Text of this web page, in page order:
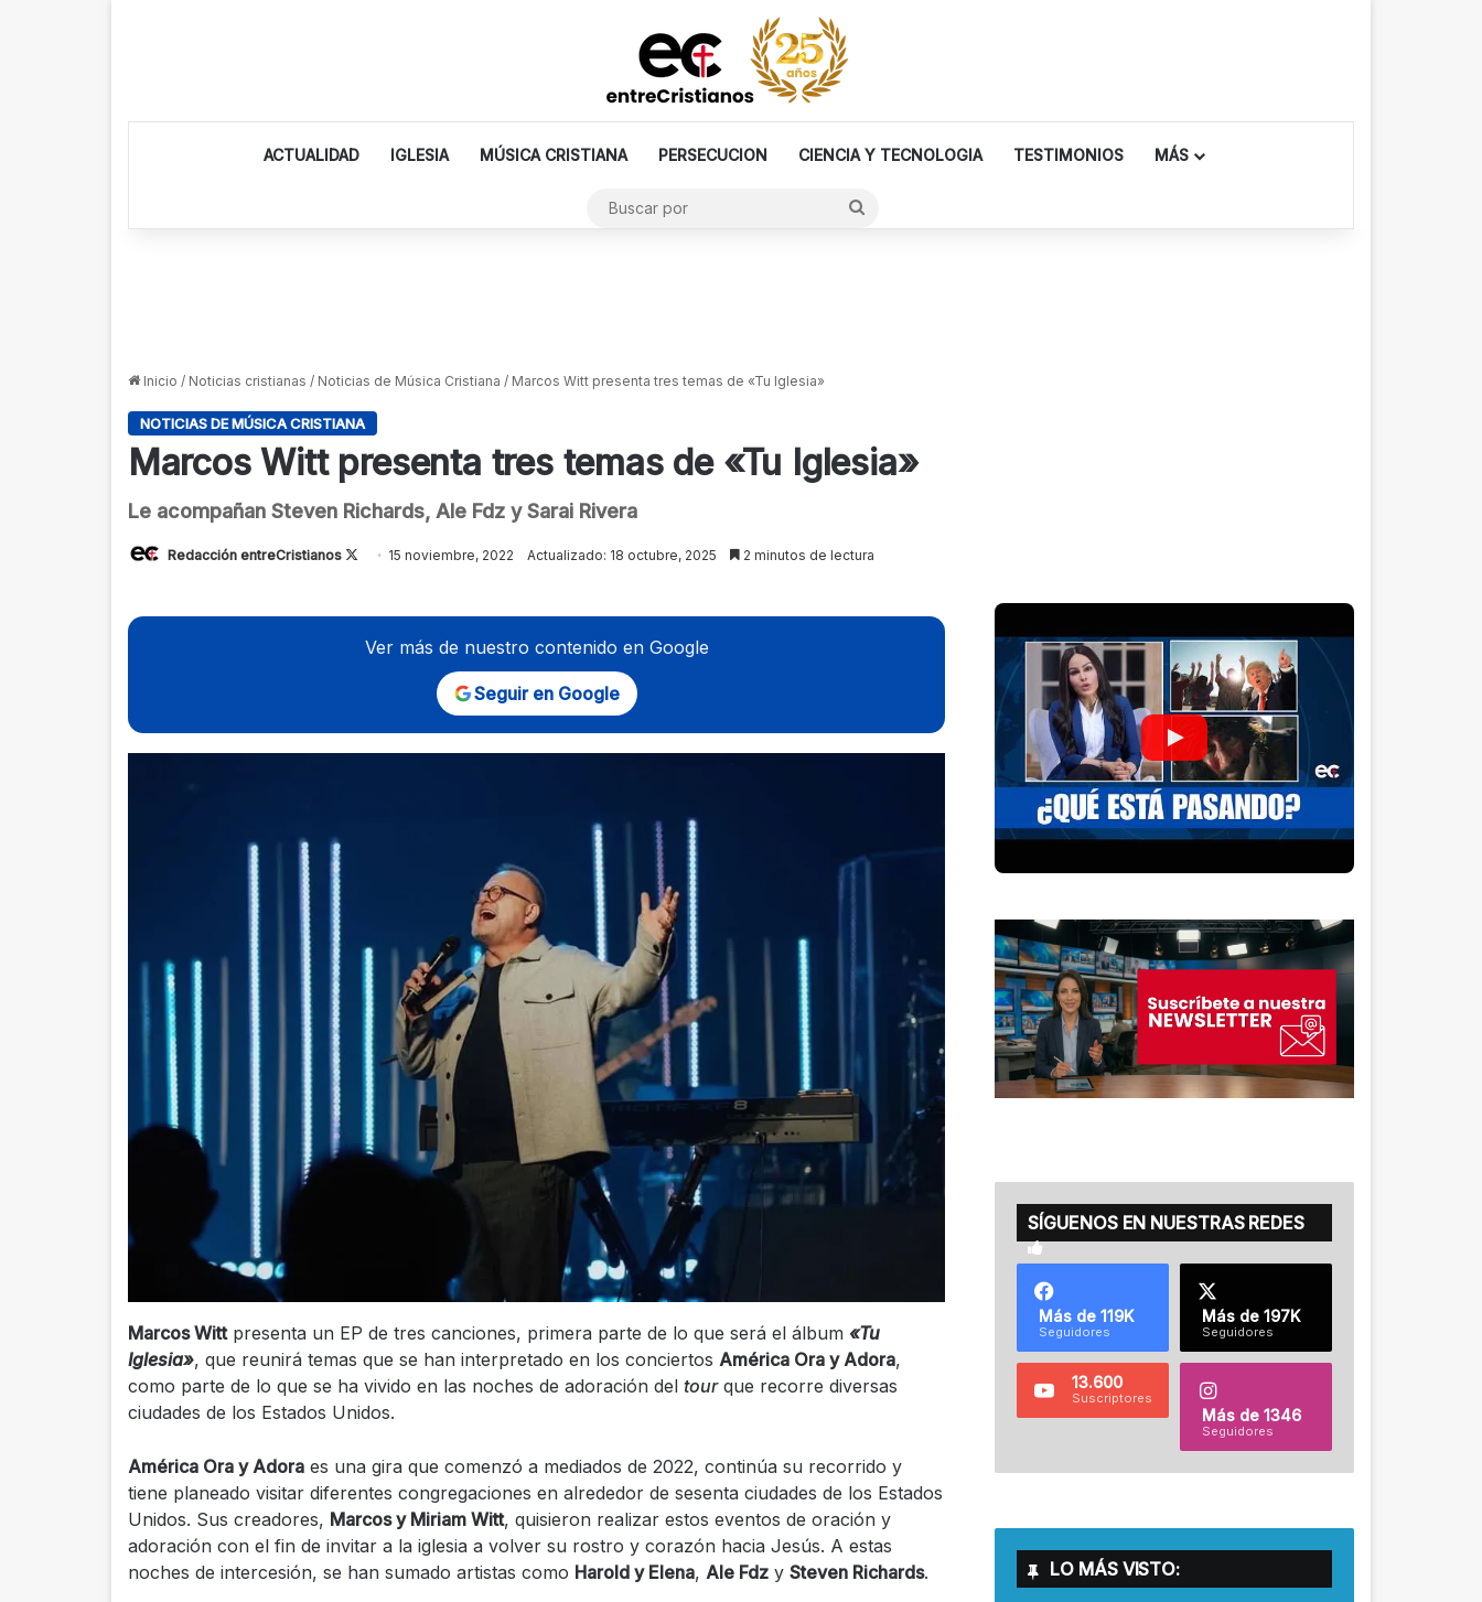
ACTUALIDAD IGLESIA MÚSICA CRISTIANA PERSECUCION CIENCIA Y TECNOLOGIA TESTIMONIOS MÁS
Inicio / Noticias cristianas / Noticias de Música Cristiana / Marcos Witt presenta tres temas de «Tu Iglesia»
NOTICIAS DE MÚSICA CRISTIANA
Marcos Witt presenta tres temas de «Tu Iglesia»
Le acompañan Steven Richards, Ale Fdz y Sarai Rivera
Redacción entreCristianos
Follow15 noviembre, 2022 Actualizado: 18 octubre, 2025 2 minutos de lectura
Ver más de nuestro contenido en Google
Seguir en Google
Marcos Wittpresenta un EP de tres canciones, primera parte de lo que será el álbum «Tu
Iglesia», que reunirá temas que se han interpretado en los conciertos América Ora y Adora,
como parte de lo que se ha vivido en las noches de adoración del tourque recorre diversas
ciudades de los Estados Unidos.
América Ora y Adoraes una gira que comenzó a mediados de 2022, continúa su recorrido y
tiene planeado visitar diferentes congregaciones en alrededor de sesenta ciudades de los Estados
Unidos. Sus creadores, Marcos y Miriam Witt, quisieron realizar estos eventos de oración y
adoración con el fin de invitar a la iglesia a volver su rostro y corazón hacia Jesús. A estas
noches de intercesión, se han sumado artistas como Harold y Elena, Ale Fdzy Steven Richards.
SÍGUENOS EN NUESTRAS REDES
Más de 119K
Seguidores
Más de 197K
Seguidores
13.600
Suscriptores
Más de 1346
Seguidores
LO MÁS VISTO: